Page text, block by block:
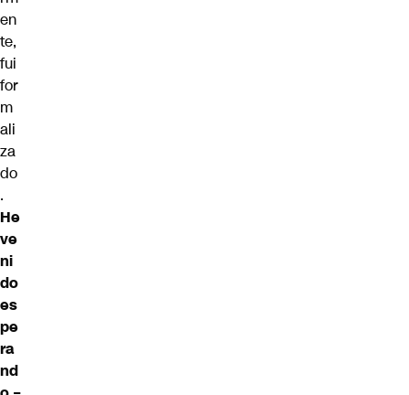
en
te,
fui
for
m
ali
za
do
.
He
ve
ni
do
es
pe
ra
nd